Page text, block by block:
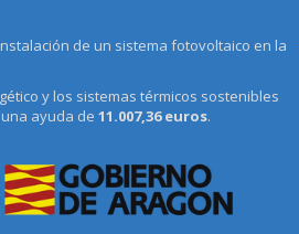
de un sistema fotovoltaico en la
y los sistemas térmicos sostenibles
ayuda de 11.007,36 euros.